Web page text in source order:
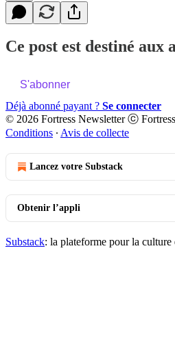
Ce post est destiné aux
S'abonner
Déjà abonné payant ? Se connecter
© 2026 Fortress Newsletter ⓒ
Conditions ∙ Avis de collecte
Lancez votre Substack
Obtenir l’appli
Substack: la plateforme pour la culture